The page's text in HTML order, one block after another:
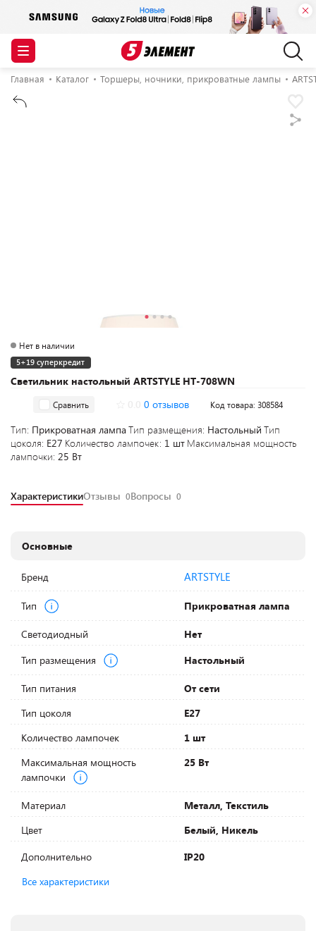
Главная Каталог Торшеры, ночники, прикроватные лампы
Cветильник настольный ARTSTYLE HT-708WN
Нет в наличии
5+19 суперкредит
Сравнить 0 отзывов Код товара: 308584
Тип: Прикроватная лампаТип размещения: Настольный Тип
цоколя: E27 Количество лампочек: 1 шт Максимальная мощность
лампочки: 25 Вт
ХарактеристикиОтзывы 0Вопросы 0
Основные
Бренд ARTSTYLE
Тип Прикроватная лампа
Светодиодный
Нет
Тип размещения
Настольный
Тип питания
От сети
Тип цоколя
E27
Количество лампочек
1 шт
Максимальная мощность
лампочки
25 Вт
Материал
Металл, Текстиль
Цвет
Белый, Никель
Дополнительно
IP20
Все характеристики